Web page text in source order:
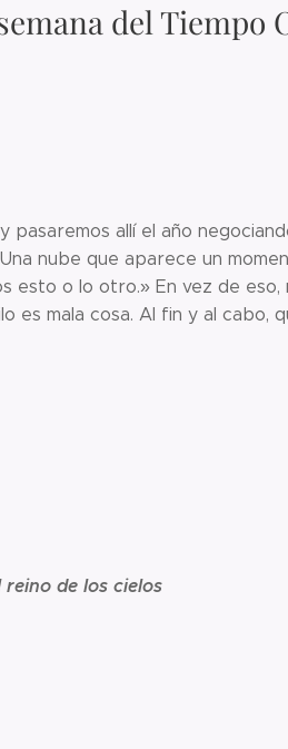
del Tiempo
allí el año
nube que aparece un
esto o lo otro.» En vez de
mala cosa. Al fin y al cabo,
de los cielos